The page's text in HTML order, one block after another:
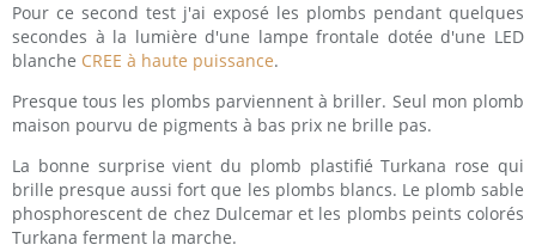
Pour ce second test j'ai exposé les plombs pendant quelques
secondes à la lumière d'une lampe frontale dotée d'une LED
blanche CREE à haute puissance.
Presque tous les plombs parviennent à briller. Seul mon plomb
maison pourvu de pigments à bas prix ne brille pas.
La bonne surprise vient du plomb plastifié Turkana rose qui
brille presque aussi fort que les plombs blancs. Le plomb sable
phosphorescent de chez Dulcemar et les plombs peints colorés
Turkana ferment la marche.